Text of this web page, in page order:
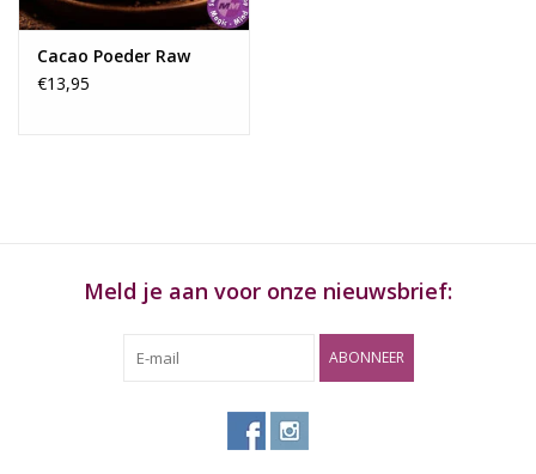
SaleCacao Poeder Raw
€13,95
Meld je aan voor onze nieuwsbrief:
ABONNEER